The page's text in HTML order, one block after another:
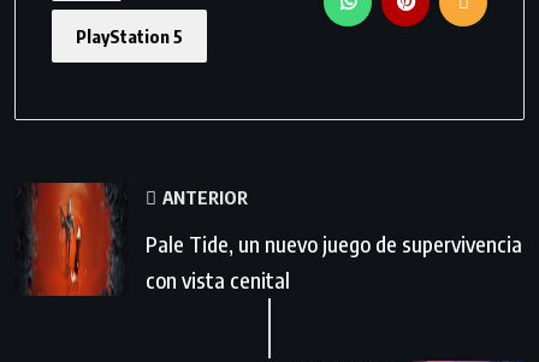
PlayStation 5
ANTERIOR
Pale Tide, un nuevo juego de supervivencia
con vista cenital